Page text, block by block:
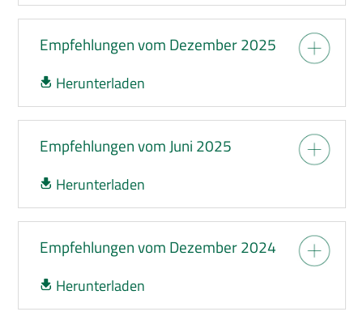
Studien des Büros
Publikationssuche
Presseinformationen
Veranstaltungen
Empfehlungen vom Dezember 2025
Herunterladen
Empfehlungen vom Juni 2025
Herunterladen
Empfehlungen vom Dezember 2024
Herunterladen